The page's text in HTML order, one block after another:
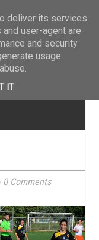
0 Comments
deliver its services
user-agent are
and security
usage
IT